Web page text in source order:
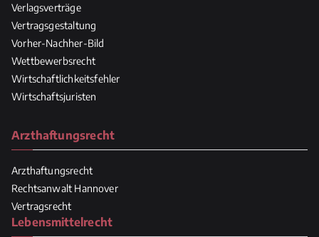
Verlagsverträge
Vertragsgestaltung
Vorher-Nachher-Bild
Wettbewerbsrecht
Wirtschaftlichkeitsfehler
Wirtschaftsjuristen
Arzthaftungsrecht
Arzthaftungsrecht
Rechtsanwalt Hannover
Vertragsrecht
Lebensmittelrecht